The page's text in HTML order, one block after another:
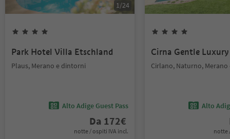
1/24
Park Hotel Villa Etschland
Plaus, Merano e dintorni
Alto Adige Guest Pass
Da 172€
notte / ospiti IVA incl.
Cirna Gentle Luxury
Cirlano, Naturno,
Alto
notte